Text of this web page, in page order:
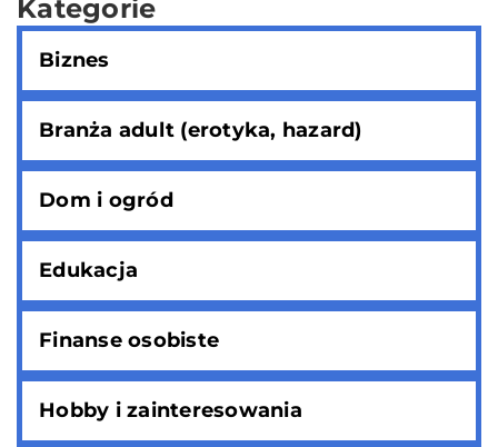
Kategorie
Biznes
Branża adult (erotyka, hazard)
Dom i ogród
Edukacja
Finanse osobiste
Hobby i zainteresowania